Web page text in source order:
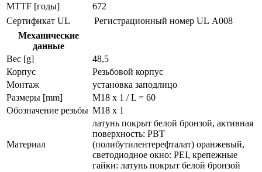
MTTF [годы]
672
Сертификат UL
Регистрационный номер UL A008
Механические
данные
Вес [g]
48,5
Корпус
Резьбовой корпус
Монтаж
установка заподлицо
Размеры [mm]
M18 x 1 / L = 60
Обозначение резьбы M18 x 1
Материал
латунь покрыт белой бронзой, активная
поверхность: PBT
(полибутилентерефталат) оранжевый,
светодиодное окно: PEI, крепежные
гайки: латунь покрыт белой бронзой